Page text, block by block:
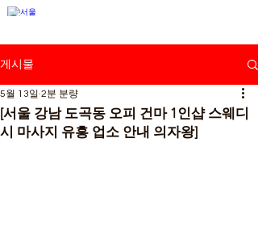
게시물
[서울 강남 도곡동 오피 건마 1인샵 스웨디
시 마사지 유흥 업소 안내 의자왕]
5월 13일 2분 분량